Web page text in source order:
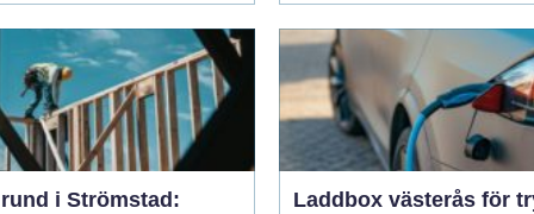
i Strömstad:
Laddbox västerås för